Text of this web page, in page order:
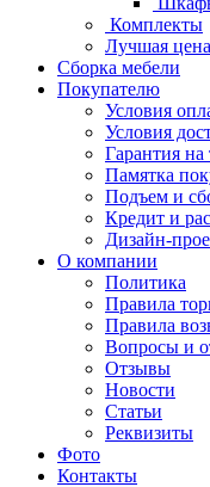
Комплекты
Лучшая цена
Сборка мебели
Покупателю
Условия
Условия
Гарантия на
Памятка
Подъем и
Кредит и
Дизайн-
О компании
Политика
Правила
Правила
Вопросы и
Отзывы
Новости
Статьи
Реквизиты
Фото
Контакты